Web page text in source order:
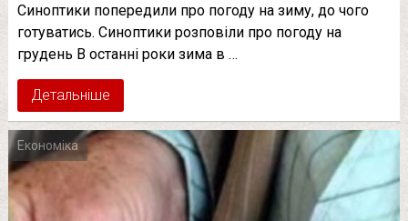
Синоптики попередили про погоду на зиму, до чого
готуватись. Синоптики розповіли про погоду на
грудень В останні роки зима в …
Детальніше
Економіка